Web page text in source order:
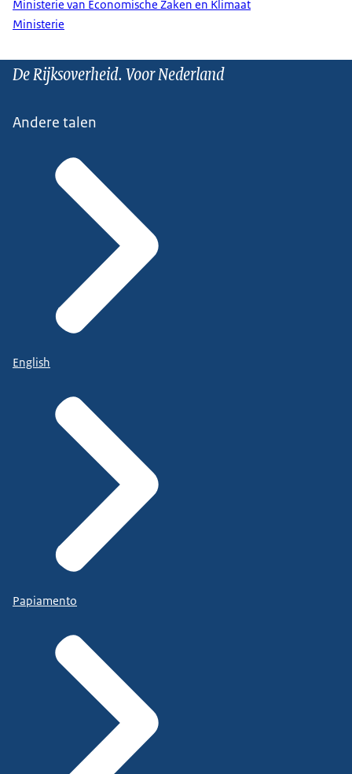
Ministerie van Economische Zaken en Klimaat
Ministerie
De Rijksoverheid. Voor Nederland
Andere talen
English
Papiamento